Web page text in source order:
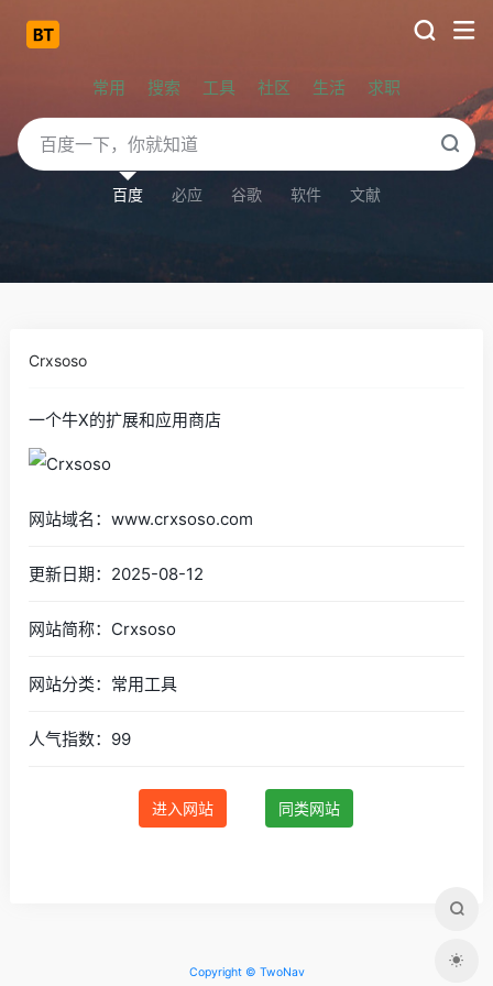
常用 搜索 工具 社区 生活 求职
百度 必应 谷歌 软件 文献
Crxsoso
一个牛X的扩展和应用商店
网站域名：www.crxsoso.com
更新日期：2025-08-12
网站简称：Crxsoso
网站分类：常用工具
人气指数：99
进入网站 同类网站
Copyright © TwoNav